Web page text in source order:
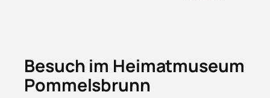
Besuch im Heimatmuseum
Pommelsbrunn